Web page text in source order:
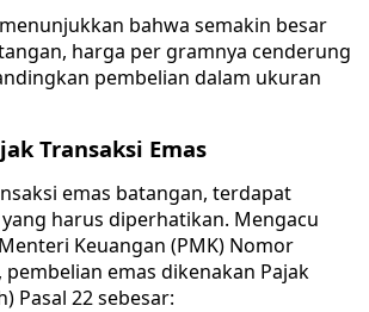
bahwa semakin besar
harga per gramnya cenderung
pembelian dalam ukuran
Transaksi Emas
emas batangan, terdapat
harus diperhatikan. Mengacu
Keuangan (PMK) Nomor
pembelian emas dikenakan Pajak
Pasal 22 sebesar: